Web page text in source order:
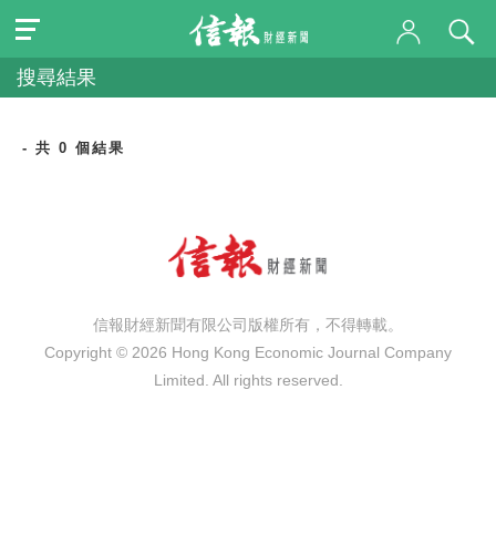
搜尋結果
- 共 0 個結果
信報財經新聞有限公司版權所有，不得轉載。
Copyright © 2026 Hong Kong Economic Journal Company
Limited. All rights reserved.